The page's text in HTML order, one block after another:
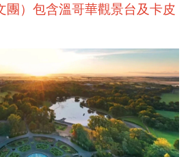
團）包含溫哥華觀景台及卡皮